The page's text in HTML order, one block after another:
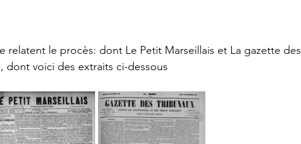
relatent le procès: dont Le Petit Marseillais et La gazette des
dont voici des extraits ci-dessous